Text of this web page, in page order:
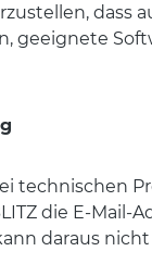
dass
geeignete
technischen
die E-Mail-
daraus